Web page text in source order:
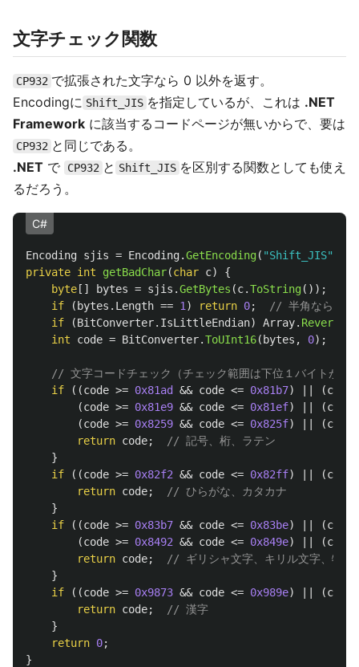
文字チェック関数
CP932 で拡張された文字なら 0 以外を返す。
Encodingに Shift_JIS を指定しているが、これは .NET
Framework に該当するコードページが無いからで、要は
CP932 と同じである。
.NET で CP932 と Shift_JIS を区別する関数としても使え
るだろう。
C#
Encoding sjis = Encoding.GetEncoding( "Shift_JIS"
private int getBadChar(char c)
{
byte[] bytes = sjis .GetBytes (c.ToString());
if
(bytes . Length == 1 ) return 0;
// 半角なら
if
(BitConverter. IsLittleEndian) Array. Reverse
int
code = BitConverter.ToUInt16(bytes , 0);
// 文字コードチェック（チェック範囲は下位１バイトが
if
((code >= 0x81ad && code <= 0x81b7) || (code
(code >= 0x81e9 && code <= 0x81ef) || (code
(code >= 0x8259 && code <= 0x825f) || (code
return code;
// 記号、桁、ラテン
}
if
((code >= 0x82f2 && code <= 0x82ff) || (code
return code;
// ひらがな、カタカナ
}
if
((code >= 0x83b7 && code <= 0x83be) || (code
(code >= 0x8492 && code <= 0x849e) || (code
return code;
// ギリシャ文字、キリル文字、特殊
}
if
((code >= 0x9873 && code <= 0x989e) || (code
return code;
// 漢字
}
return 0;
}